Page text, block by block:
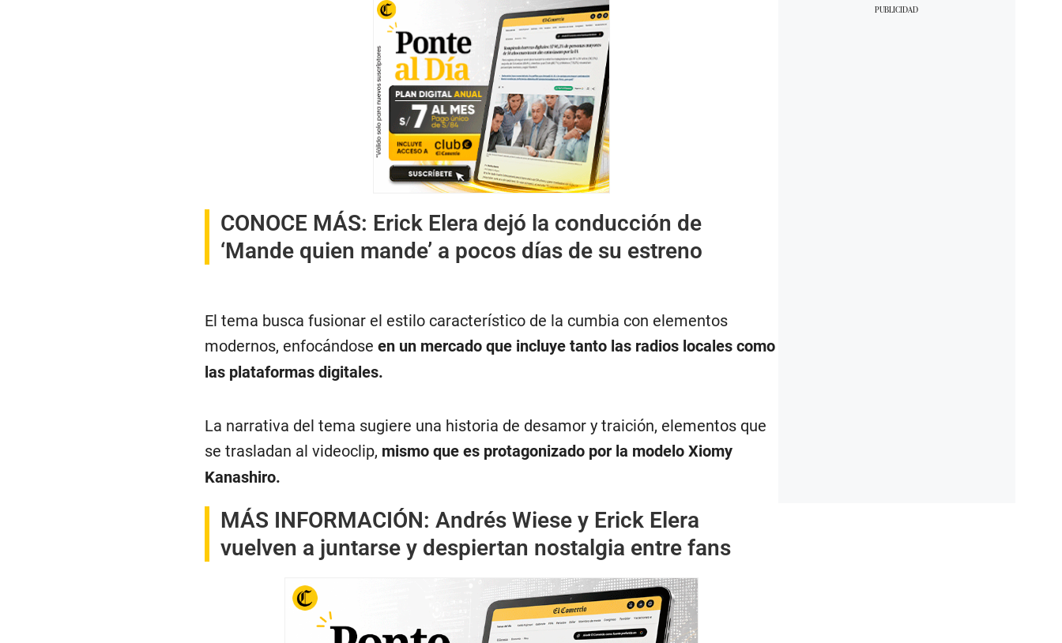
CONOCE MÁS: Erick Elera dejó la conducción de
‘Mande quien mande’ a pocos días de su estreno
El tema busca fusionar el estilo característico de la cumbia con elementos
modernos, enfocándose en un mercado que incluye tanto las radios locales como
las plataformas digitales.
La narrativa del tema sugiere una historia de desamor y traición, elementos que
se trasladan al videoclip, mismo que es protagonizado por la modelo Xiomy
Kanashiro.
MÁS INFORMACIÓN: Andrés Wiese y Erick Elera
vuelven a juntarse y despiertan nostalgia entre fans